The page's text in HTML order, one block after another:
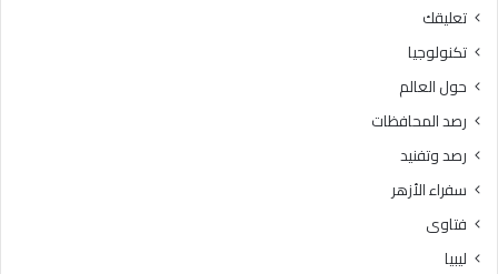
تعليقك
تكنولوجيا
حول العالم
رصد المحافظات
رصد وتفنيد
سفراء الأزهر
فتاوى
ليبيا